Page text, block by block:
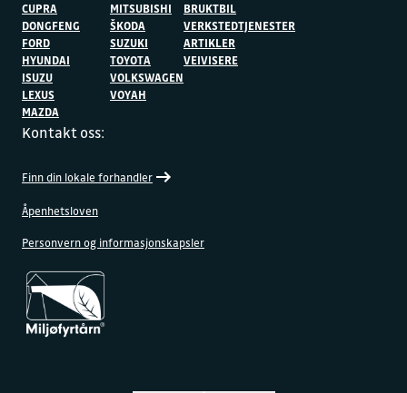
CUPRA
DONGFENG
FORD
HYUNDAI
ISUZU
LEXUS
MAZDA
MITSUBISHI
ŠKODA
SUZUKI
TOYOTA
VOLKSWAGEN
VOYAH
BRUKTBIL
VERKSTEDTJENESTER
ARTIKLER
VEIVISERE
Kontakt oss:
Finn din lokale forhandler
Åpenhetsloven
Personvern og informasjonskapsler